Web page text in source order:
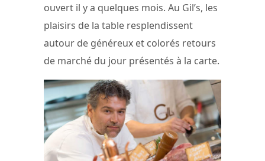
ouvert il y a quelques mois. Au Gil’s, les
plaisirs de la table resplendissent
autour de généreux et colorés retours
de marché du jour présentés à la carte.